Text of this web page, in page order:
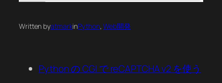
Written byatmarkinPython, Web開発
Python の CGI で reCAPTCHA v2 を使う